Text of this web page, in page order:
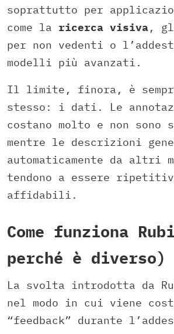
soprattutto per
come la ricerca visiva,
per non vedenti o
modelli più avanzati.
Il limite, finora, è
stesso: i dati. Le
costano molto e non
mentre le descrizioni
automaticamente da altri
tendono a essere
affidabili.
Come funziona
perché è diverso)
La svolta introdotta da
nel modo in cui viene
“feedback” durante